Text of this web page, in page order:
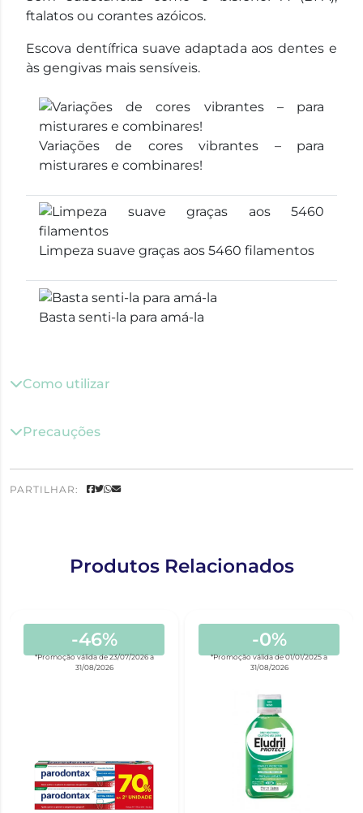
ftalatos ou corantes azóicos.
Escova dentífrica suave adaptada aos dentes e
às gengivas mais sensíveis.
Variações de cores vibrantes – para
misturares e combinares!
Limpeza suave graças aos 5460 filamentos
Basta senti-la para amá-la
Como utilizar
Precauções
PARTILHAR:
Produtos Relacionados
-46%
*Promoção válida de 23/07/2026 a
31/08/2026
-0%
*Promoção válida de 01/01/2025 a
31/08/2026